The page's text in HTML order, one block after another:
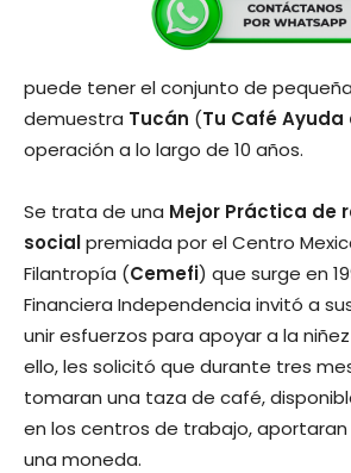
puede tener el conjunto de
demuestra Tucán (Tu CaféAyuda
operación a lo largo de 10 años.
Se trata de una Mejor Práctica de
socialpremiada por el Centro
Filantropía (Cemefi) que surge en
Financiera Independencia invitó a
unir esfuerzos para apoyar a la
ello, les solicitó que durante tres
tomaran una taza de café,
en los centros de trabajo,
una moneda.